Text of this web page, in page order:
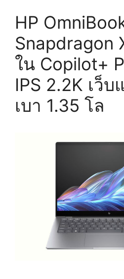
HP
Snapdragon
ใน Copilot+
IPS 2.2K เว็
เบา 1.35 โล